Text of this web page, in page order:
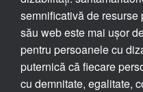
semnificativă de resurse
său web este mai ușor
pentru persoanele cu
puternică că fiecare
cu demnitate, egalitate,